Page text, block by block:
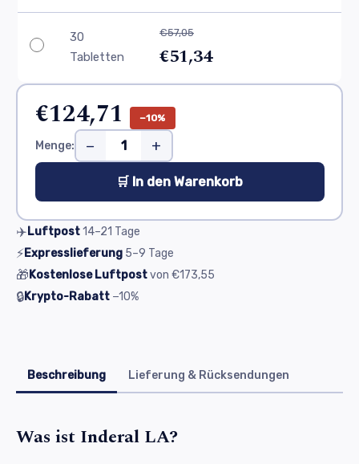
30
Tabletten
€57,05
€51,34
€124,71 −10%
Menge: − +
🛒 In den Warenkorb
✈️Luftpost14–21 Tage
⚡Expresslieferung 5–9 Tage
🎁Kostenlose Luftpostvon €173,55
🔒Krypto-Rabatt −10%
Beschreibung Lieferung & Rücksendungen
Was ist Inderal LA?